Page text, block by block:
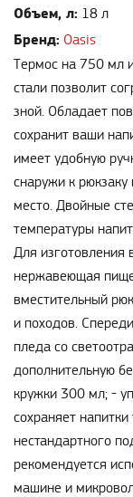
Объем, л: 18 л
Бренд: Oasis
Термос на 750 мл
стали позволит
зной. Обладает
сохранит ваши
имеет удобную
снаружи к рюкзаку
место. Двойные
температуры
Для изготовления
нержавеющая
вместительный
и походов.
пледа со
дополнительную
кружки 300 мл; -
сохраняет
нестандартного
рекомендуется
машине и